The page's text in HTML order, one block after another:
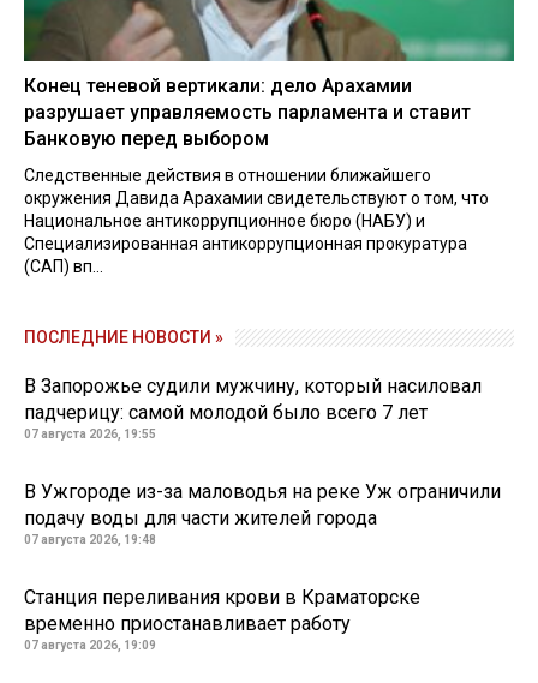
Конец теневой вертикали: дело Арахамии
разрушает управляемость парламента и ставит
Банковую перед выбором
Следственные действия в отношении ближайшего
окружения Давида Арахамии свидетельствуют о том, что
Национальное антикоррупционное бюро (НАБУ) и
Специализированная антикоррупционная прокуратура
(САП) вп...
ПОСЛЕДНИЕ НОВОСТИ »
В Запорожье судили мужчину, который насиловал
падчерицу: самой молодой было всего 7 лет
07 августа 2026, 19:55
В Ужгороде из-за маловодья на реке Уж ограничили
подачу воды для части жителей города
07 августа 2026, 19:48
Станция переливания крови в Краматорске
временно приостанавливает работу
07 августа 2026, 19:09